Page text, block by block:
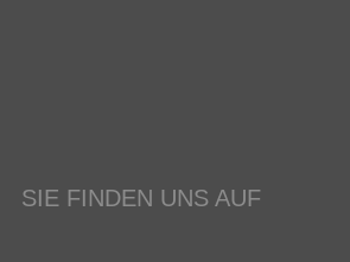
SIE FINDEN UNS AUF